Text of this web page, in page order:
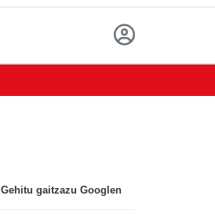
Gehitu gaitzazu Googlen